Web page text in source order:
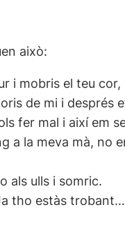
això:
i mobris el teu
de mi i
fer mal i així em
a la meva mà, no
als ulls i somric.
tho estàs trobant…